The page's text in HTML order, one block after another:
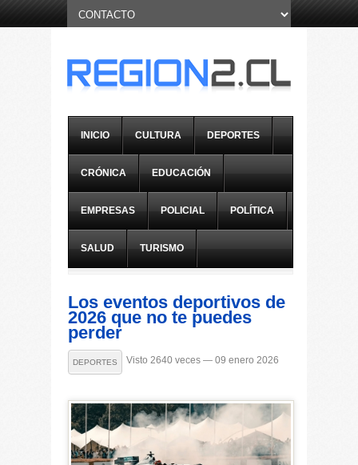
INICIO CULTURA DEPORTES
CRÓNICA EDUCACIÓN
EMPRESAS POLICIAL POLÍTICA
SALUD TURISMO
Los eventos deportivos de
2026 que no te puedes
perder
DEPORTES Visto 2640 veces — 09 enero 2026